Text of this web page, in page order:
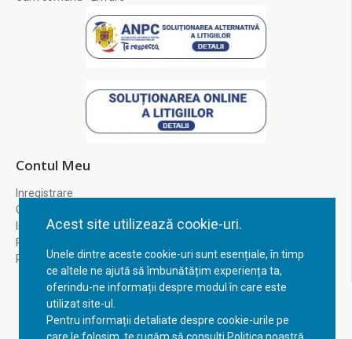
Acest site utilizează cookie-uri.
Unele dintre aceste cookie-uri sunt esențiale, în timp
ce altele ne ajută să îmbunătățim experiența ta,
oferindu-ne informații despre modul în care este
utilizat site-ul.
Pentru informații detaliate despre cookie-urile pe
Contul Meu
Inregistrare
Contul meu
Istoric comenzi
Recuperare parola
Returnare produs